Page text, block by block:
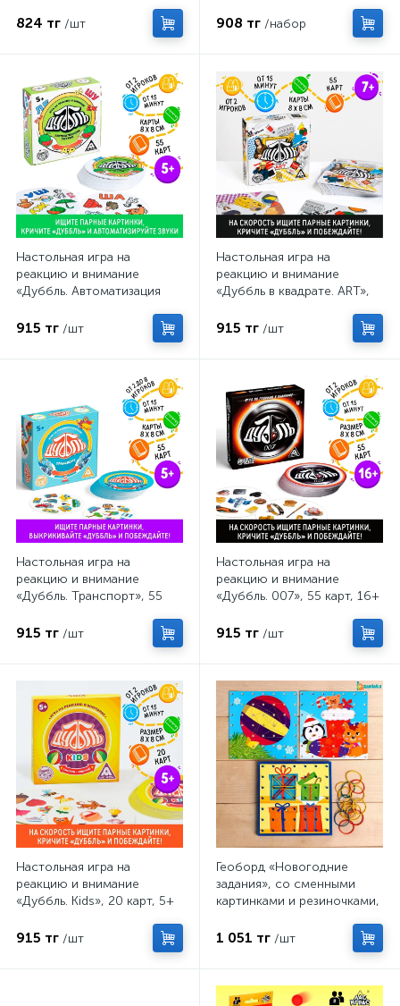
824 тг /шт
методике Монтессори
908 тг /набор
Настольная игра на
реакцию и внимание
«Дуббль. Автоматизация
915 тг /шт
Настольная игра на
реакцию и внимание
«Дуббль в квадрате. ART»,
915 тг /шт
Настольная игра на
реакцию и внимание
«Дуббль. Транспорт», 55
915 тг /шт
Настольная игра на
реакцию и внимание
«Дуббль. 007», 55 карт, 16+
915 тг /шт
Настольная игра на
реакцию и внимание
«Дуббль. Kids», 20 карт, 5+
915 тг /шт
Геоборд «Новогодние
задания», со сменными
картинками и резиночками,
1 051 тг /шт